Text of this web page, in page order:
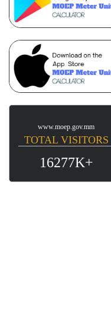
www.moep.gov.mm
TOTAL VISITORS
16277K+